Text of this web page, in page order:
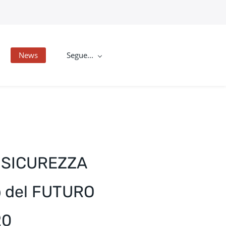
News Segue...
FUTURO